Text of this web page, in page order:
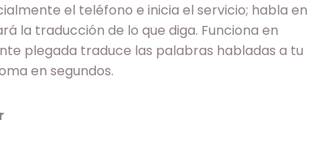
el teléfono e inicia el servicio; habla en
la traducción de lo que diga. Funciona en
plegada traduce las palabras habladas a tu
en segundos.